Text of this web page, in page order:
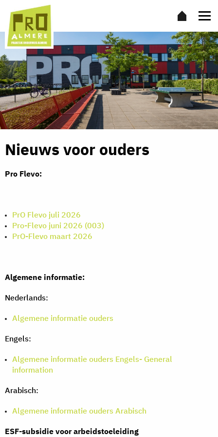
Nieuws voor ouders
Pro Flevo:
PrO Flevo juli 2026
Pro-Flevo juni 2026 (003)
PrO-Flevo maart 2026
Algemene informatie:
Nederlands:
Algemene informatie ouders
Engels:
Algemene informatie ouders Engels- General
information
Arabisch:
Algemene informatie ouders Arabisch
ESF-subsidie voor arbeidstoeleiding